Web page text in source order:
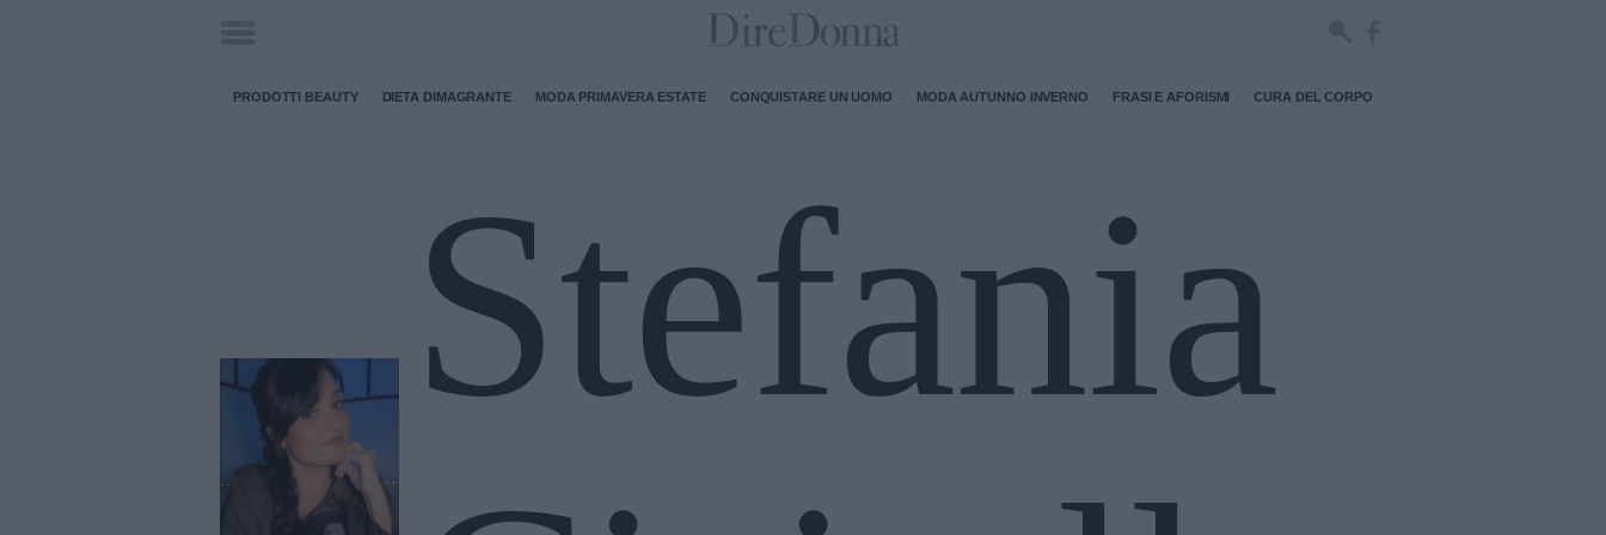
PRODOTTI BEAUTY DIETA DIMAGRANTE MODA PRIMAVERA ESTATE CONQUISTARE UN UOMO MODA AUTUNNO INVERNO FRASI E AFORISMI CURA DEL CORPO
Stefania